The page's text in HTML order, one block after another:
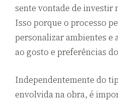
sente vontade de investir
Isso porque o processo
personalizar ambientes e
ao gosto e preferências
Independentemente do
envolvida na obra, é